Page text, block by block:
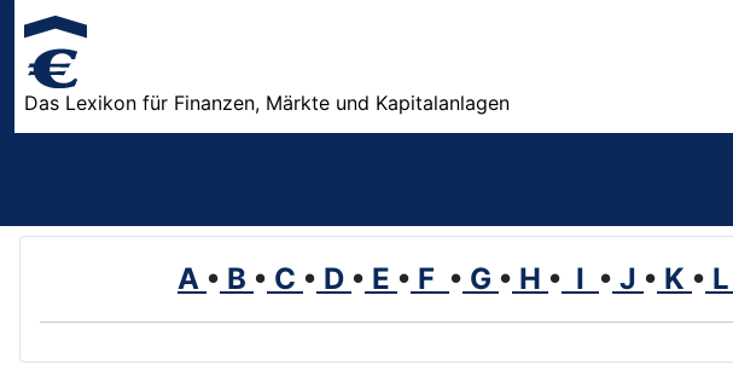
Das Lexikon für Finanzen, Märkte und Kapitalanlagen
A • B • C • D • E • F • G • H • I • J • K • L